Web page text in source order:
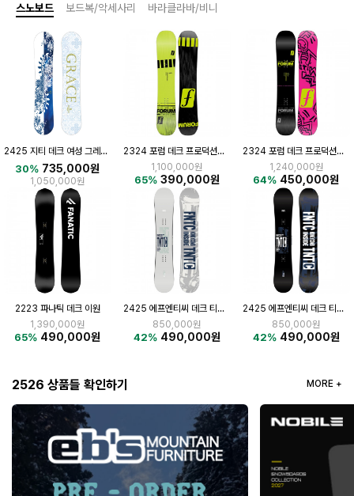
스노보드 보드복/악세사리 바라클라바/비니
2425 지티 데크 여성 그레이스
30% 735,000원
1,050,000원
2324 포럼 데크 프로덕션003 파크 155
1,100,000원
65% 390,000원
2324 포럼 데크 프로덕션004 프리라이드 151
1,240,000원
64% 450,000원
2223 파나틱 데크 이원
1,390,000원
65% 490,000원
2425 에프엔티씨 데크 티엔티 씨 LIGHT GREY
850,000원
42% 490,000원
2425 에프엔티씨 데크 티엔티 씨 BLACK
850,000원
42% 490,000원
2526 상품들 확인하기 MORE +